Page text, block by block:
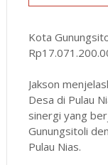
Kota
Jakson
Desa di Pulau
sinergi yang
Gunungsitoli
Pulau Nias.